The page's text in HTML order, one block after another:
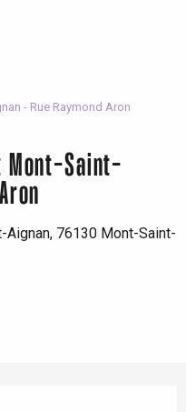
- Rue Raymond Aron
Mont-Saint-
Aignan, 76130 Mont-Saint-